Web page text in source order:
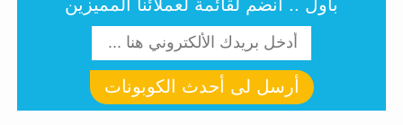
باول .. أنضم لقائمة لعملائنا المميزين
أرسل لى أحدث الكوبونات